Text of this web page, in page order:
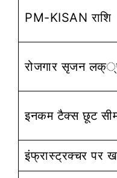
PM-KISAN राशि
रोजगार सृजन
इनकम टैक्स छूट
इंफ्रास्ट्रक्चर पर